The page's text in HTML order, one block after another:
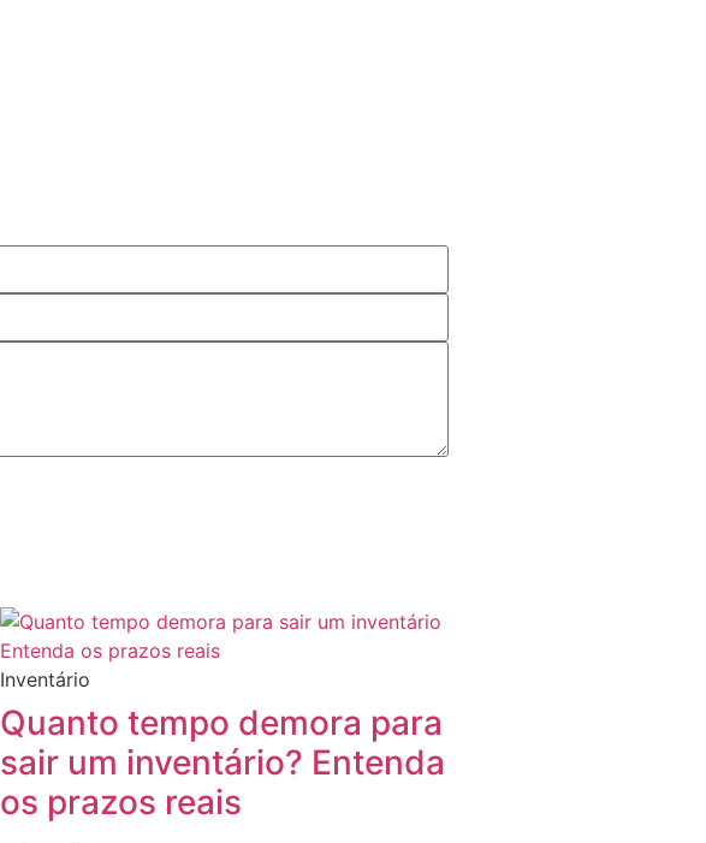
Inventário
Quanto tempo demora para
sair um inventário? Entenda
os prazos reais